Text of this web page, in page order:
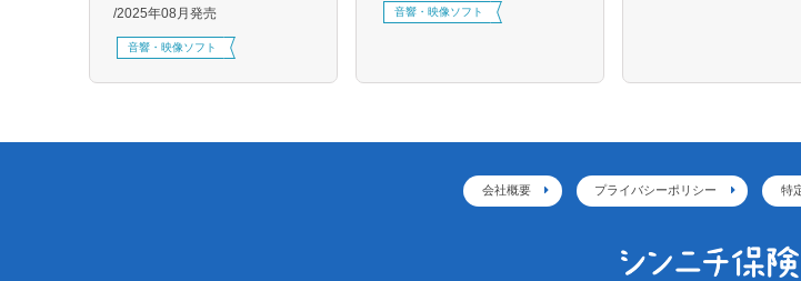
2025年08月発売
音響・映像ソフト
音響・映像ソフト
会社概要 プライバシーポリシー 特